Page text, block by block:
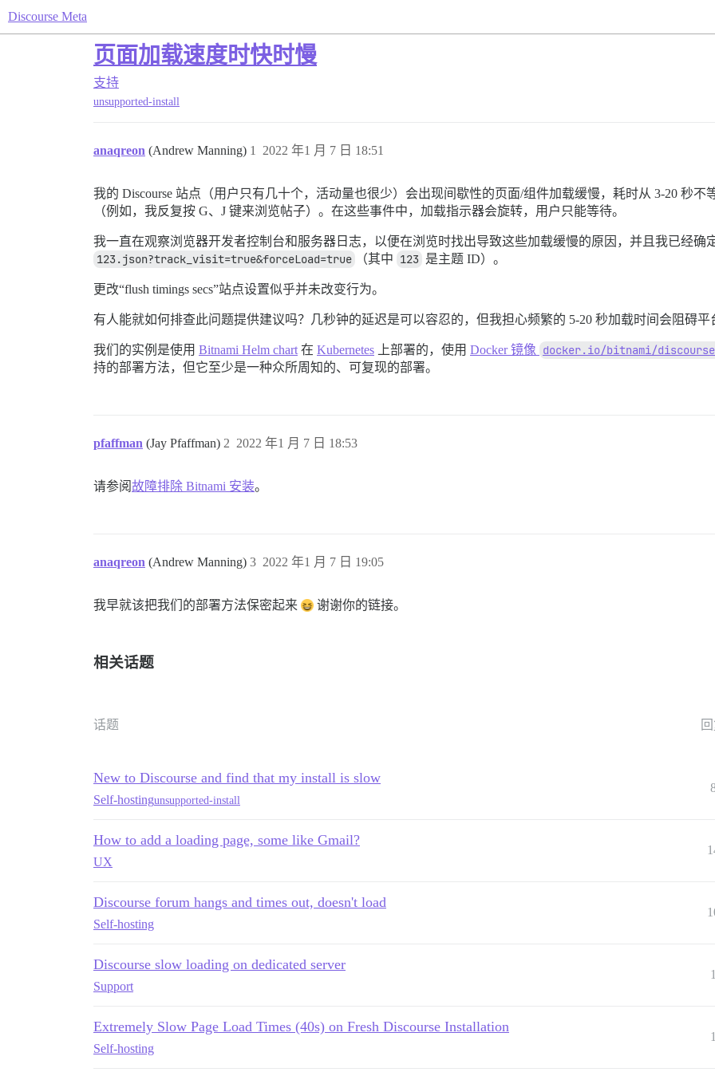
Discourse Meta
页面加载速度时快时慢
支持
unsupported-install
anaqreon (Andrew Manning) 2022 年1 月 7 日 18:51
1
我的 Discourse 站点（用户只有几十个，活动量也很少）会出现间歇性的页面/组件加载缓慢，耗时从 3-20 秒
（例如，我反复按 G、J 键来浏览帖子）。在这些事件中，加载指示器会旋转，用户只能等待。
我一直在观察浏览器开发者控制台和服务器日志，以便在浏览时找出导致这些加载缓慢的原因，并且我已经确
123.json?track_visit=true&forceLoad=true （其中 123 是主题 ID）。
更改“flush timings secs”站点设置似乎并未改变行为。
有人能就如何排查此问题提供建议吗？几秒钟的延迟是可以容忍的，但我担心频繁的 5-20 秒加载时间会阻碍平
我们的实例是使用 Bitnami Helm chart 在 Kubernetes 上部署的，使用 Docker 镜像 docker.io/bitnami/
持的部署方法，但它至少是一种众所周知的、可复现的部署。
pfaffman (Jay Pfaffman) 2022 年1 月 7 日 18:53
2
请参阅故障排除 Bitnami 安装。
anaqreon (Andrew Manning) 2022 年1 月 7 日 19:05
3
我早就该把我们的部署方法保密起来 谢谢你的链接。
相关话题
话题
New to Discourse and find that my install is slow
Self-hostingunsupported-install
How to add a loading page, some like Gmail?
UX
Discourse forum hangs and times out, doesn't load
Self-hosting
Discourse slow loading on dedicated server
Support
Extremely Slow Page Load Times (40s) on Fresh Discourse Installation
Self-hosting